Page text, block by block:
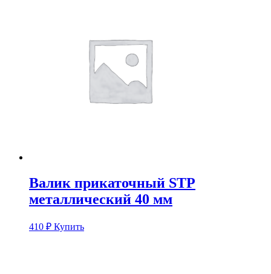
Валик прикаточный STP
металлический 40 мм
410 ₽ Купить